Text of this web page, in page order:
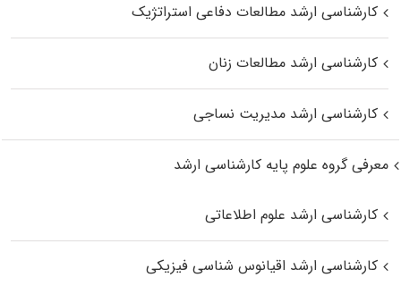
کارشناسی ارشد مطالعات دفاعی استراتژیک
کارشناسی ارشد مطالعات زنان
کارشناسی ارشد مدیریت نساجی
معرفی گروه علوم پایه کارشناسی ارشد
کارشناسی ارشد علوم اطلاعاتی
کارشناسی ارشد اقیانوس‌ شناسی فیزیکی